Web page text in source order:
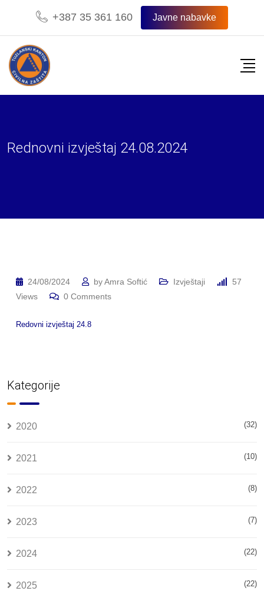
content
+387 35 361 160 Javne nabavke
Rednovni izvještaj 24.08.2024
24/08/2024 byAmra Softić Izvještaji
57
Views
0 Comments
Redovni izvještaj 24.8
Kategorije
2020 (32)
2021 (10)
2022 (8)
2023 (7)
2024 (22)
2025 (22)